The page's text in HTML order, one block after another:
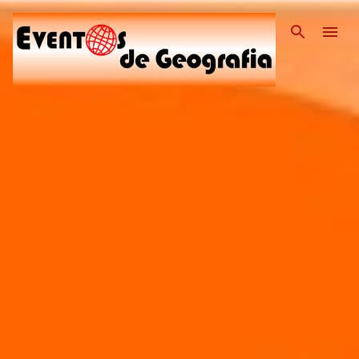
Pular para o conteúdo